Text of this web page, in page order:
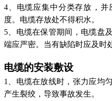
4、电缆应集中分类存放，
度。电缆存放处不得积水。
5、电缆在保管期间，电缆盘
端应严密。当有缺陷时应及时处理
电缆的安装敷设
1、电缆在放线时，张力应均
产生裂绞，导致事故发生。